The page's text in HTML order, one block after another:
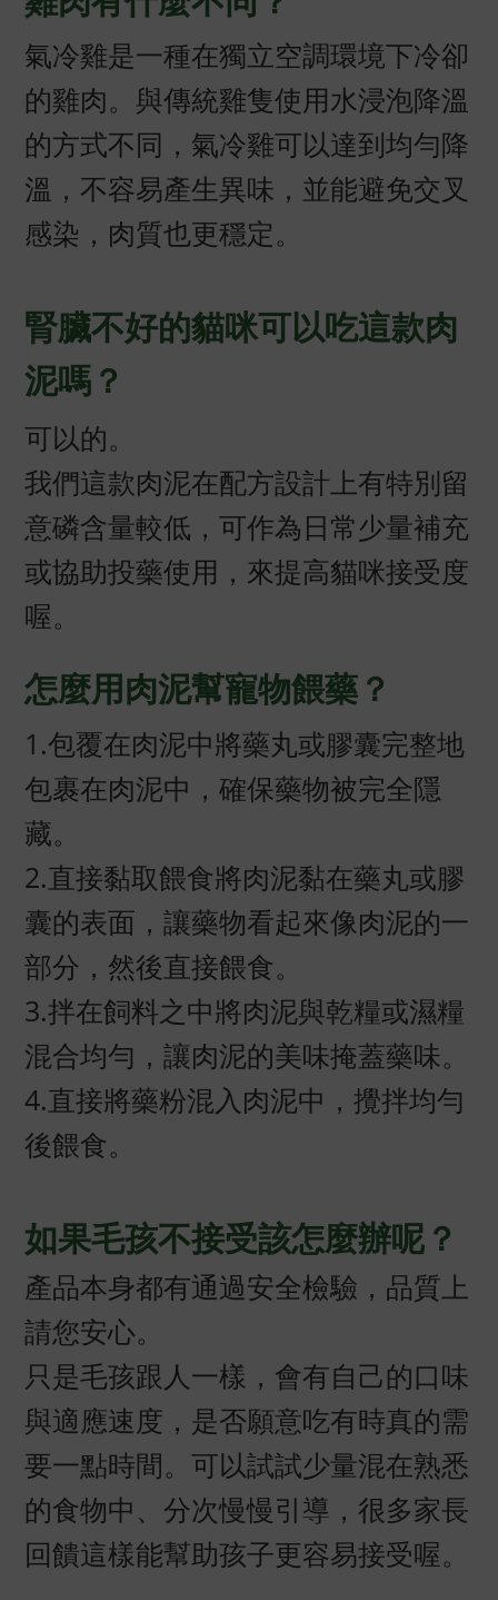
氣冷雞是一種在獨立空調環境下冷卻
的雞肉。與傳統雞隻使用水浸泡降溫
的方式不同，氣冷雞可以達到均勻降
溫，不容易產生異味，並能避免交叉
感染，肉質也更穩定。
腎臟不好的貓咪可以吃這款肉
泥嗎？
可以的。
我們這款肉泥在配方設計上有特別留
意磷含量較低，可作為日常少量補充
或協助投藥使用，來提高貓咪接受度
喔。
怎麼用肉泥幫寵物餵藥？
1.包覆在肉泥中將藥丸或膠囊完整地
包裹在肉泥中，確保藥物被完全隱
藏。
2.直接黏取餵食將肉泥黏在藥丸或膠
囊的表面，讓藥物看起來像肉泥的一
部分，然後直接餵食。
3.拌在飼料之中將肉泥與乾糧或濕糧
混合均勻，讓肉泥的美味掩蓋藥味。
4.直接將藥粉混入肉泥中，攪拌均勻
後餵食。
如果毛孩不接受該怎麼辦呢？
產品本身都有通過安全檢驗，品質上
請您安心。
只是毛孩跟人一樣，會有自己的口味
與適應速度，是否願意吃有時真的需
要一點時間。可以試試少量混在熟悉
的食物中、分次慢慢引導，很多家長
回饋這樣能幫助孩子更容易接受喔。